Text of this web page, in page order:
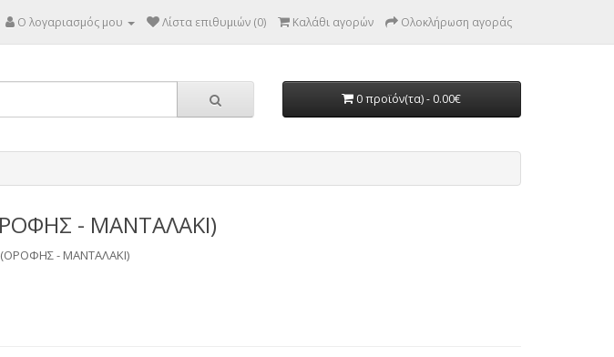
Ο λογαριασμός μου Λίστα επιθυμιών (0) Καλάθι αγορών Ολοκλήρωση αγοράς
0 προϊόν(τα) - 0.00€
- ΜΑΝΤΑΛΑΚΙ)
(ΟΡΟΦΗΣ - ΜΑΝΤΑΛΑΚΙ)